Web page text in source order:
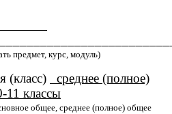
предмет, курс, модуль)
(класс)
среднее (полное)
классы
общее, среднее (полное) общее